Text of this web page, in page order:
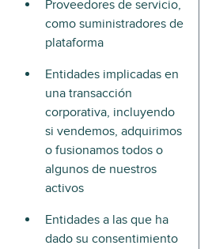
Proveedores de servicio,
como suministradores de
plataforma
Entidades implicadas en
una transacción
corporativa, incluyendo
si vendemos, adquirimos
o fusionamos todos o
algunos de nuestros
activos
Entidades a las que ha
dado su consentimiento